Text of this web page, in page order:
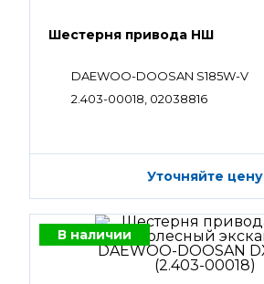
Шестерня привода НШ
DAEWOO-DOOSAN S185W-V
2.403-00018, 02038816
Уточняйте цену
В наличии